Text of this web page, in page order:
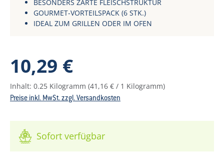
BESONDERS ZARTE FLEISCHSTRUKTUR
GOURMET-VORTEILSPACK (6 STK.)
IDEAL ZUM GRILLEN ODER IM OFEN
Regulärer Preis:
10,29 €
Inhalt: 0.25 Kilogramm (41,16 € / 1 Kilogramm)
Preise inkl. MwSt. zzgl. Versandkosten
Sofort verfügbar